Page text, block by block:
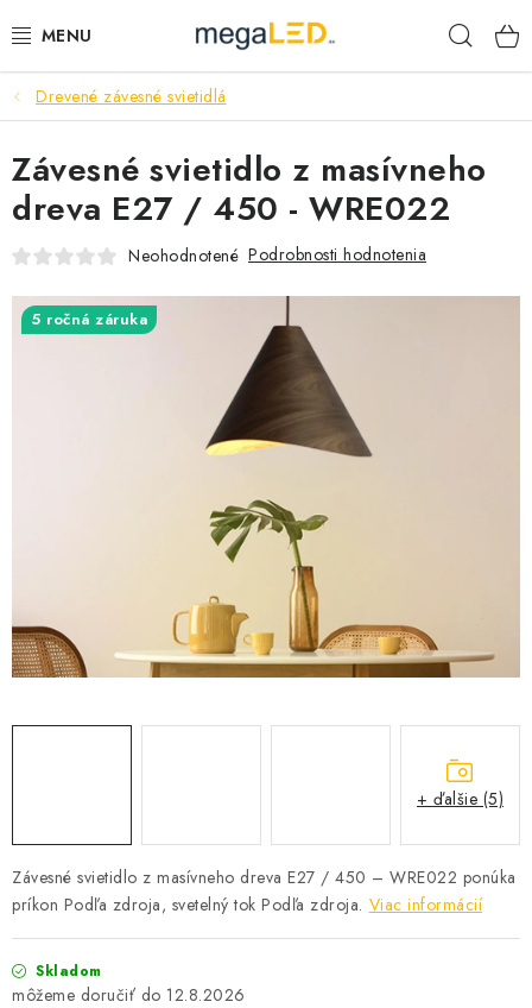
na
PRIEMYSEL
SVIETIDLÁ
ŽIAROVKY A TRUBICE
SEZÓNNE VÝPREDAJE POĽNOPOTREBY
DOM A ZÁHRADA
OBCHODNÉ PODMIENKY
O NÁS - MEGALED & JANTON ZÁKAMENNÉ
Reklamácie a formulár na odstúpenie od zmluvy
O nás - MEGALED & JANTON Zákamenné
Drevené závesné svietidlá
Závesné svietidlo z masívneho dreva E27 / 450 – WRE022 ponúka
príkon Podľa zdroja, svetelný tok Podľa zdroja. Viac informácií
Skladom
12.8.2026
Závesné svietidlo z masívneho
dreva E27 / 450 - WRE022
Neohodnotené Podrobnosti hodnotenia
5 ročná záruka
+ ďalšie (5)